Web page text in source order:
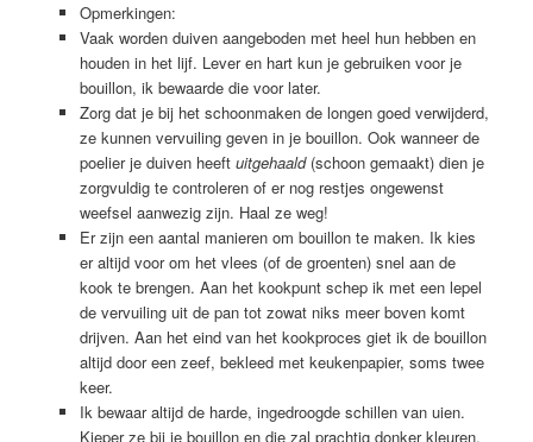
Opmerkingen:
Vaak worden duiven aangeboden met heel hun hebben en
houden in het lijf. Lever en hart kun je gebruiken voor je
bouillon, ik bewaarde die voor later.
Zorg dat je bij het schoonmaken de longen goed verwijderd,
ze kunnen vervuiling geven in je bouillon. Ook wanneer de
poelier je duiven heeft uitgehaald(schoon gemaakt) dien je
zorgvuldig te controleren of er nog restjes ongewenst
weefsel aanwezig zijn. Haal ze weg!
Er zijn een aantal manieren om bouillon te maken. Ik kies
er altijd voor om het vlees (of de groenten) snel aan de
kook te brengen. Aan het kookpunt schep ik met een lepel
de vervuiling uit de pan tot zowat niks meer boven komt
drijven. Aan het eind van het kookproces giet ik de bouillon
altijd door een zeef, bekleed met keukenpapier, soms twee
keer.
Ik bewaar altijd de harde, ingedroogde schillen van uien.
Kieper ze bij je bouillon en die zal prachtig donker kleuren.